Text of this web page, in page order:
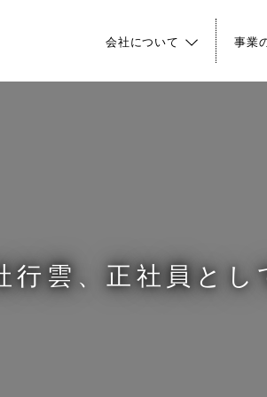
会社について 事業
行雲、正社員とし